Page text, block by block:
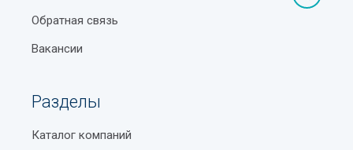
Обратная связь
Вакансии
Разделы
Каталог компаний